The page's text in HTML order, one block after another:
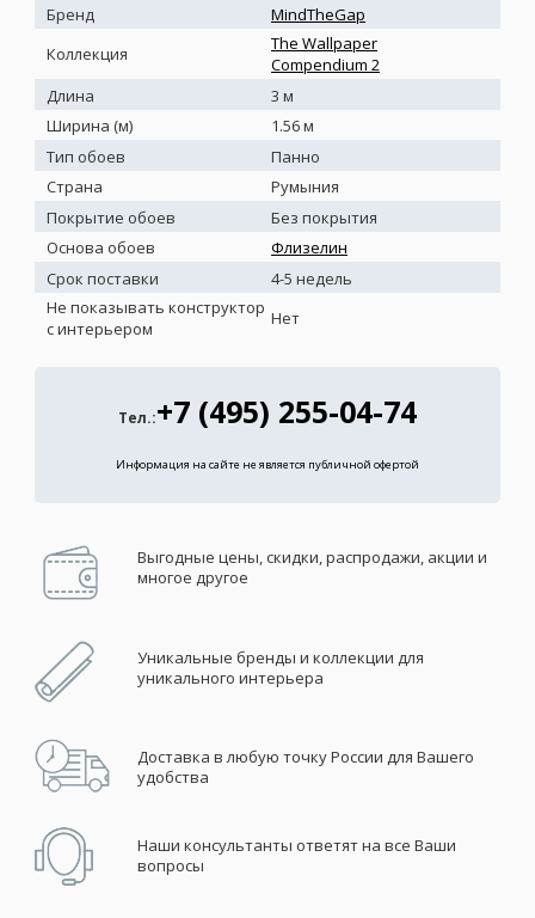
Бренд
MindTheGap
Коллекция
The Wallpaper
Compendium 2
Длина
3 м
Ширина (м)
1.56 м
Тип обоев
Панно
Страна
Румыния
Покрытие обоев
Без покрытия
Основа обоев
Флизелин
Срок поставки
4-5 недель
Не показывать конструктор
с интерьером
Нет
Тел.:+7 (495) 255-04-74
Информация на сайте не является публичной офертой
Выгодные цены, скидки, распродажи, акции и
многое другое
Уникальные бренды и коллекции для
уникального интерьера
Доставка в любую точку России для Вашего
удобства
Наши консультанты ответят на все Ваши
вопросы